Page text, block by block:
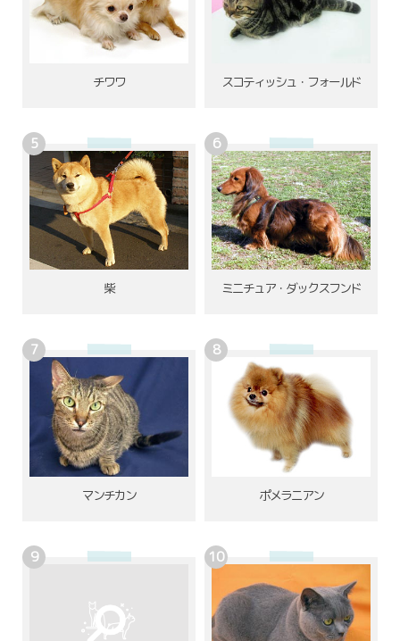
チワワ スコティッシュ・フォールド
柴 ミニチュア・ダックスフンド
マンチカン ポメラニアン